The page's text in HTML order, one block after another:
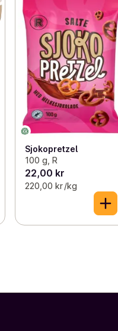
Sjokopretzel
100 g, R
22,00 kr
220,00 kr /kg